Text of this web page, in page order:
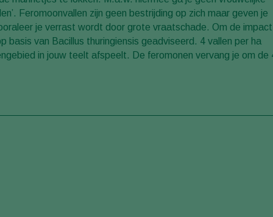
Feromoonvallen zijn geen bestrijding op zich maar geven je
je verrast wordt door grote vraatschade. Om de impact
van Bacillus thuringiensis geadviseerd. 4 vallen per ha
in jouw teelt afspeelt. De feromonen vervang je om de